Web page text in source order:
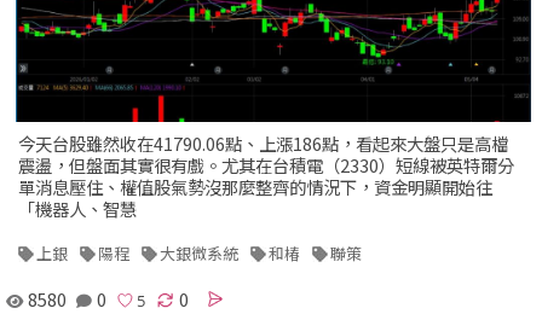
今天台股雖然收在41790.06點、上漲186點，看起來大盤只是高檔
震盪，但盤面其實很有戲。尤其在台積電（2330）短線被英特爾分
單消息壓住、權值股氣勢沒那麼整齊的情況下，資金明顯開始往
「機器人、智慧
上銀 陽程 大銀微系統 和椿 聯策
8580 0 0